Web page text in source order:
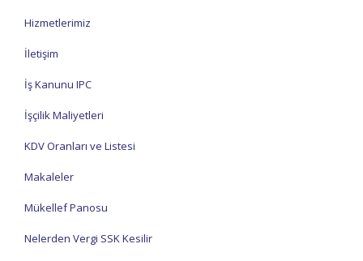
Hizmetlerimiz
İletişim
İş Kanunu IPC
İşçilik Maliyetleri
KDV Oranları ve Listesi
Makaleler
Mükellef Panosu
Nelerden Vergi SSK Kesilir